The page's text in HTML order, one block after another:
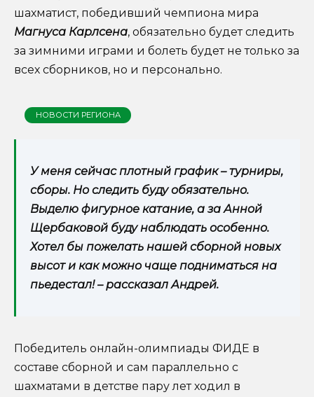
шахматист, победивший чемпиона мира
Магнуса Карлсена, обязательно будет следить
за зимними играми и болеть будет не только за
всех сборников, но и персонально.
НОВОСТИ РЕГИОНА
У меня сейчас плотный график – турниры,
сборы. Но следить буду обязательно.
Выделю фигурное катание, а за Анной
Щербаковой буду наблюдать особенно.
Хотел бы пожелать нашей сборной новых
высот и как можно чаще подниматься на
пьедестал! – рассказал Андрей.
Победитель онлайн-олимпиады ФИДЕ в
составе сборной и сам параллельно с
шахматами в детстве пару лет ходил в